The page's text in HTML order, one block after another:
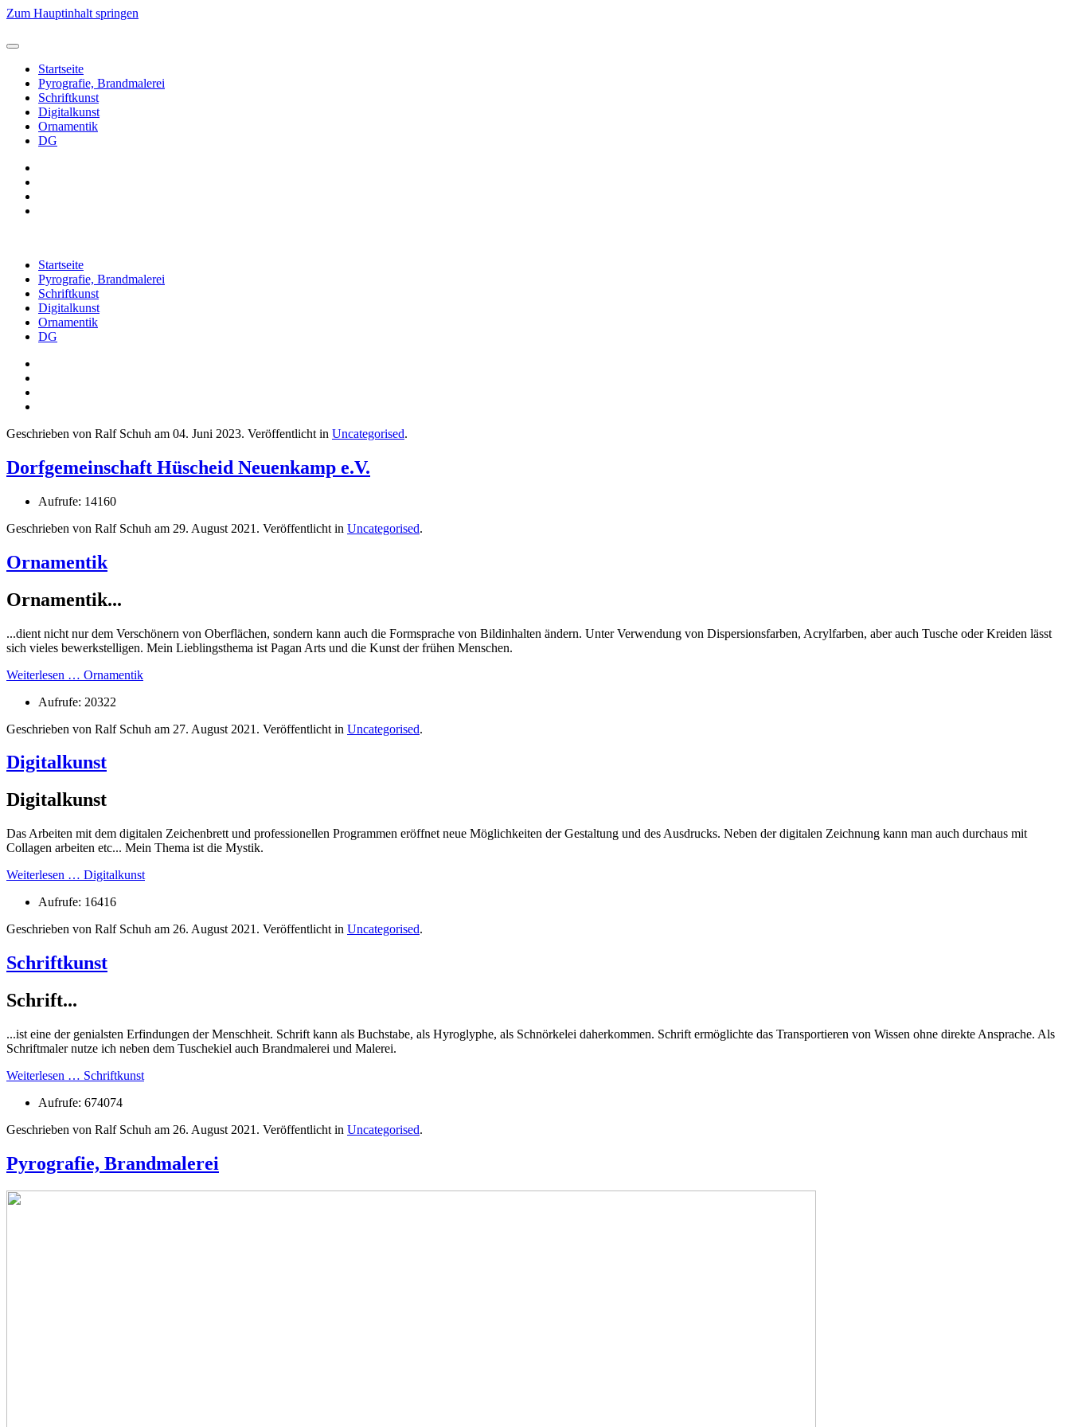
Zum Hauptinhalt springen
Startseite
Pyrografie, Brandmalerei
Schriftkunst
Digitalkunst
Ornamentik
DG
Startseite
Pyrografie, Brandmalerei
Schriftkunst
Digitalkunst
Ornamentik
DG
Geschrieben von Ralf Schuh am 04. Juni 2023. Veröffentlicht in Uncategorised.
Dorfgemeinschaft Hüscheid Neuenkamp e.V.
Aufrufe: 14160
Geschrieben von Ralf Schuh am 29. August 2021 . Veröffentlicht in Uncategorised.
Ornamentik
Ornamentik...
...dient nicht nur dem Verschönern von Oberflächen, sondern kann auch die Formsprache von Bildinhalten ändern. Unter Verwendung von Dispersionsfarben, Acrylfarben, aber auch Tusche oder Kreiden lässt
sich vieles bewerkstelligen. Mein Lieblingsthema ist Pagan Arts und die Kunst der frühen Menschen.
Weiterlesen … Ornamentik
Aufrufe: 20322
Geschrieben von Ralf Schuh am 27. August 2021 . Veröffentlicht in Uncategorised.
Digitalkunst
Digitalkunst
Das Arbeiten mit dem digitalen Zeichenbrett und professionellen Programmen eröffnet neue Möglichkeiten der Gestaltung und des Ausdrucks. Neben der digitalen Zeichnung kann man auch durchaus mit
Collagen arbeiten etc... Mein Thema ist die Mystik.
Weiterlesen … Digitalkunst
Aufrufe: 16416
Geschrieben von Ralf Schuh am 26. August 2021 . Veröffentlicht in Uncategorised.
Schriftkunst
Schrift...
...ist eine der genialsten Erfindungen der Menschheit. Schrift kann als Buchstabe, als Hyroglyphe, als Schnörkelei daherkommen. Schrift ermöglichte das Transportieren von Wissen ohne direkte Ansprache. Als
Schriftmaler nutze ich neben dem Tuschekiel auch Brandmalerei und Malerei.
Weiterlesen … Schriftkunst
Aufrufe: 674074
Geschrieben von Ralf Schuh am 26. August 2021 . Veröffentlicht in Uncategorised.
Pyrografie, Brandmalerei